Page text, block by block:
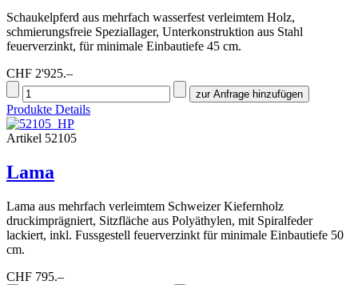
Schaukelpferd aus mehrfach wasserfest verleimtem Holz,
schmierungsfreie Speziallager, Unterkonstruktion aus Stahl
feuerverzinkt, für minimale Einbautiefe 45 cm.
CHF 2'925.–
Produkte Details
Artikel 52105
Lama
Lama aus mehrfach verleimtem Schweizer Kiefernholz
druckimprägniert, Sitzfläche aus Polyäthylen, mit Spiralfeder
lackiert, inkl. Fussgestell feuerverzinkt für minimale Einbautiefe 50
cm.
CHF 795.–